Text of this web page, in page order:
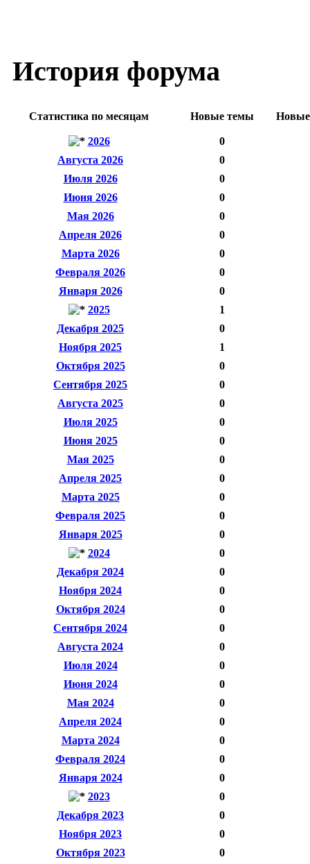
История форума
Статистика по месяцам Новые темы Новые
2026
0
Августа 2026
0
Июля 2026
0
Июня 2026
0
Мая 2026
0
Апреля 2026
0
Марта 2026
0
Февраля 2026
0
Января 2026
0
2025
1
Декабря 2025
0
Ноября 2025
1
Октября 2025
0
Сентября 2025
0
Августа 2025
0
Июля 2025
0
Июня 2025
0
Мая 2025
0
Апреля 2025
0
Марта 2025
0
Февраля 2025
0
Января 2025
0
2024
0
Декабря 2024
0
Ноября 2024
0
Октября 2024
0
Сентября 2024
0
Августа 2024
0
Июля 2024
0
Июня 2024
0
Мая 2024
0
Апреля 2024
0
Марта 2024
0
Февраля 2024
0
Января 2024
0
2023
0
Декабря 2023
0
Ноября 2023
0
Октября 2023
0